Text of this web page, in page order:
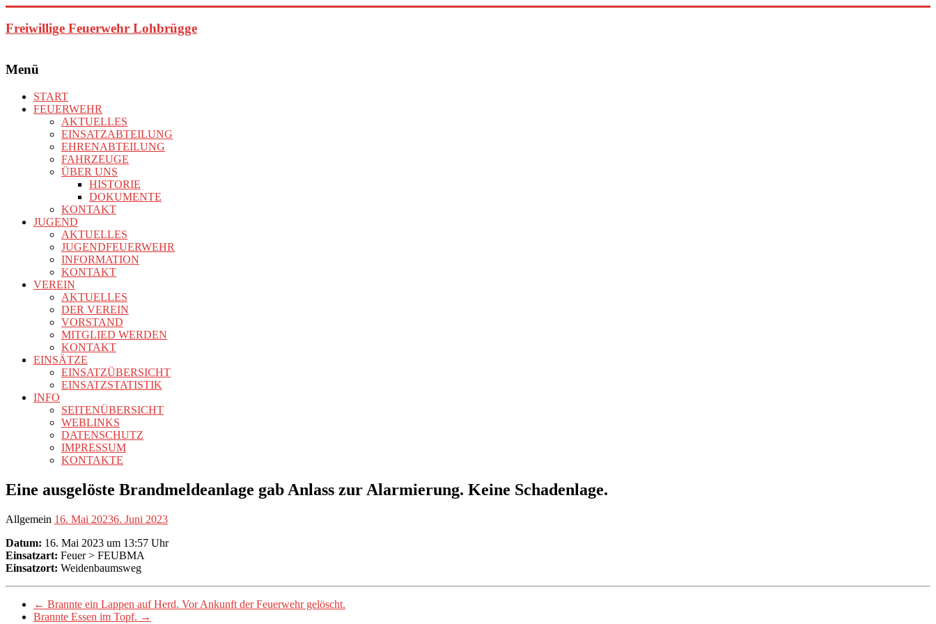
Inhalt
springen
Freiwillige Feuerwehr Lohbrügge
Menü
START
FEUERWEHR
AKTUELLES
EINSATZABTEILUNG
EHRENABTEILUNG
FAHRZEUGE
ÜBER UNS
HISTORIE
DOKUMENTE
KONTAKT
JUGEND
AKTUELLES
JUGENDFEUERWEHR
INFORMATION
KONTAKT
VEREIN
AKTUELLES
DER VEREIN
VORSTAND
MITGLIED WERDEN
KONTAKT
EINSÄTZE
EINSATZÜBERSICHT
EINSATZSTATISTIK
INFO
SEITENÜBERSICHT
WEBLINKS
DATENSCHUTZ
IMPRESSUM
KONTAKTE
Eine ausgelöste Brandmeldeanlage gab Anlass zur Alarmierung. Keine Schadenlage.
Allgemein 16. Mai 20236. Juni 2023
Datum: 16. Mai 2023 um 13:57 Uhr
Einsatzart: Feuer > FEUBMA
Einsatzort: Weidenbaumsweg
← Brannte ein Lappen auf Herd. Vor Ankunft der Feuerwehr gelöscht.
Brannte Essen im Topf. →